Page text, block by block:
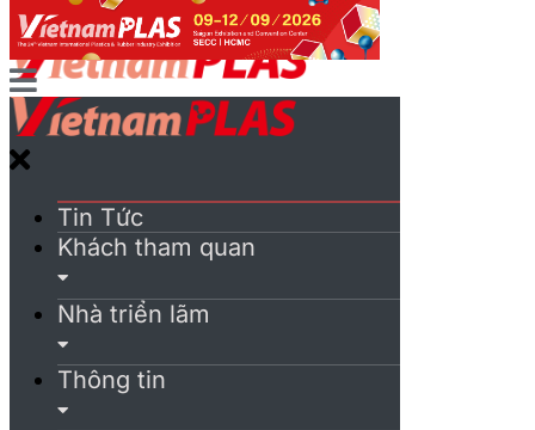
Tin Tức
Khách tham quan
Nhà triển lãm
Thông tin